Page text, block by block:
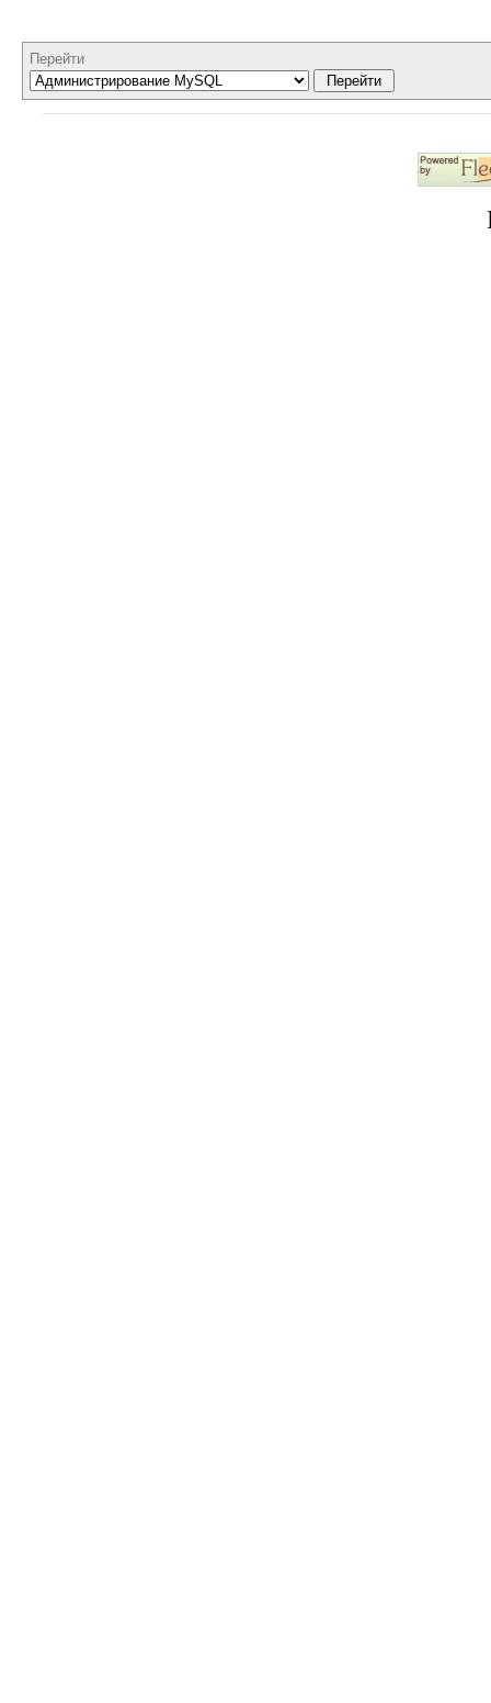
Перейти